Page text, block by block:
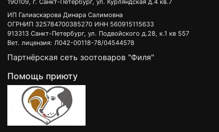
190109, г. Санкт-Петербург, ул. Курляндская д.4 кв.7
ИП Галиаскарова Динара Салимовна
ОГРНИП 325784700385270 ИНН 560915115633
913313 Санкт-Петербург, ул. Подвойского д.28, к.1 кв 557
Вет. лицензия: Л042-00118-78/04544578
Партнёрская сеть зоотоваров "Филя"
Помощь приюту